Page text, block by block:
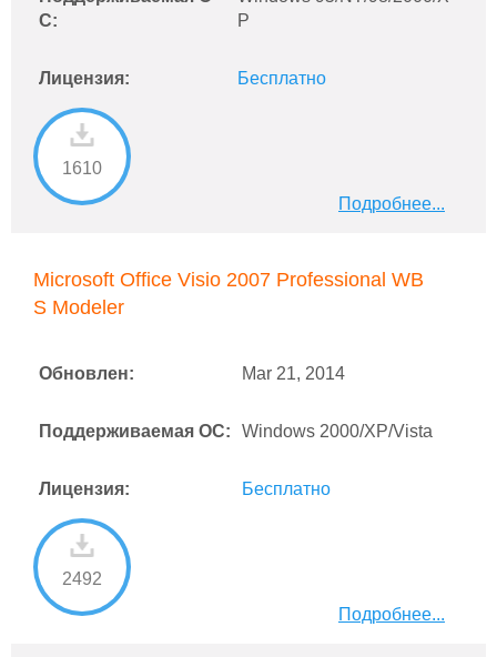
С:
P
Лицензия: Бесплатно
1610
Подробнее...
Microsoft Office Visio 2007 Professional WB
S Modeler
Обновлен: Mar 21, 2014
Поддерживаемая ОС: Windows 2000/XP/Vista
Лицензия: Бесплатно
2492
Подробнее...